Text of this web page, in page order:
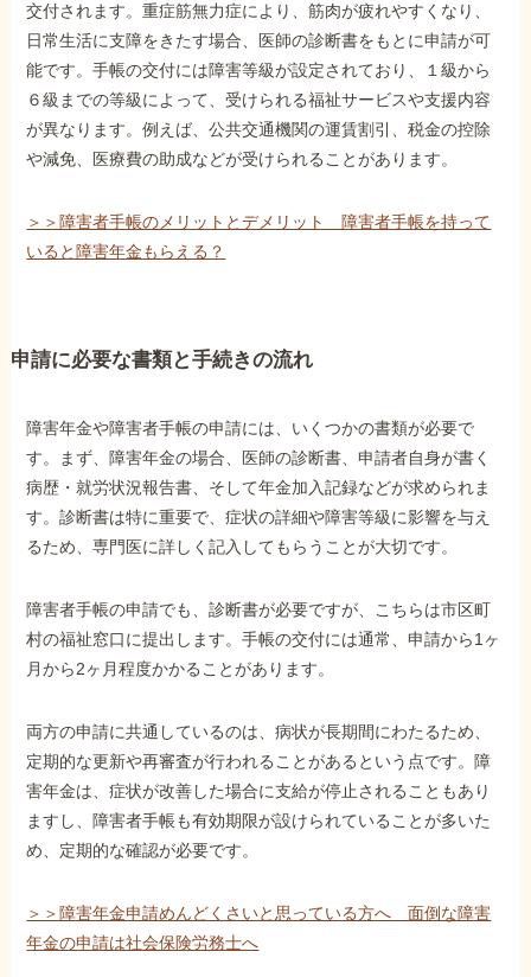
交付されます。重症筋無力症により、筋肉が疲れやすくなり、
日常生活に支障をきたす場合、医師の診断書をもとに申請が可
能です。手帳の交付には障害等級が設定されており、１級から
６級までの等級によって、受けられる福祉サービスや支援内容
が異なります。例えば、公共交通機関の運賃割引、税金の控除
や減免、医療費の助成などが受けられることがあります。
＞＞障害者手帳のメリットとデメリット 障害者手帳を持って
いると障害年金もらえる？
申請に必要な書類と手続きの流れ
障害年金や障害者手帳の申請には、いくつかの書類が必要で
す。まず、障害年金の場合、医師の診断書、申請者自身が書く
病歴・就労状況報告書、そして年金加入記録などが求められま
す。診断書は特に重要で、症状の詳細や障害等級に影響を与え
るため、専門医に詳しく記入してもらうことが大切です。
障害者手帳の申請でも、診断書が必要ですが、こちらは市区町
村の福祉窓口に提出します。手帳の交付には通常、申請から1ヶ
月から2ヶ月程度かかることがあります。
両方の申請に共通しているのは、病状が長期間にわたるため、
定期的な更新や再審査が行われることがあるという点です。障
害年金は、症状が改善した場合に支給が停止されることもあり
ますし、障害者手帳も有効期限が設けられていることが多いた
め、定期的な確認が必要です。
＞＞障害年金申請めんどくさいと思っている方へ 面倒な障害
年金の申請は社会保険労務士へ